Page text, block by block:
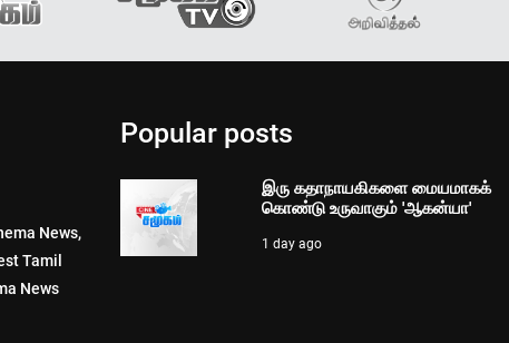
News,
Tamil
News
Popular posts
இரு கதாநாயகிகளை மையமாகக்
கொண்டு உருவாகும் 'ஆகன்யா'
1 day ago